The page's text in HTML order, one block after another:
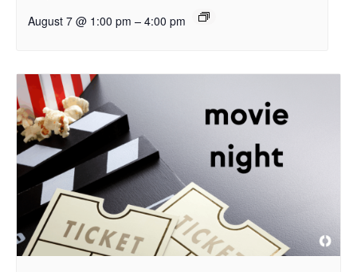
August 7 @ 1:00 pm – 4:00 pm